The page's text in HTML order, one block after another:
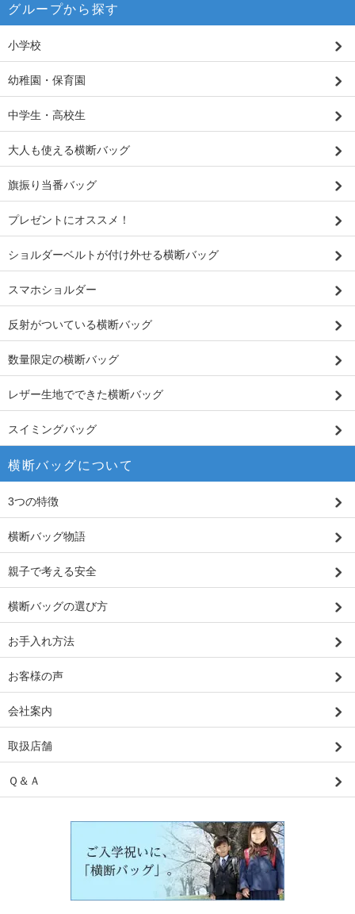
グループから探す
小学校
幼稚園・保育園
中学生・高校生
大人も使える横断バッグ
旗振り当番バッグ
プレゼントにオススメ！
ショルダーベルトが付け外せる横断バッグ
スマホショルダー
反射がついている横断バッグ
数量限定の横断バッグ
レザー生地でできた横断バッグ
スイミングバッグ
横断バッグについて
3つの特徴
横断バッグ物語
親子で考える安全
横断バッグの選び方
お手入れ方法
お客様の声
会社案内
取扱店舗
Ｑ＆Ａ